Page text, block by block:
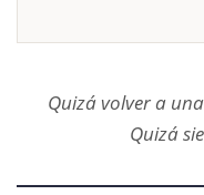
Quizá volver a
Quizá